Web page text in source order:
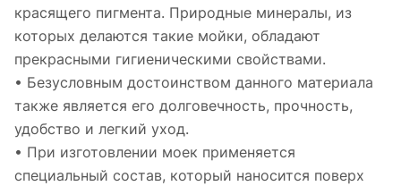
красящего пигмента. Природные минералы, из
которых делаются такие мойки, обладают
прекрасными гигиеническими свойствами.
• Безусловным достоинством данного материала
также является его долговечность, прочность,
удобство и легкий уход.
• При изготовлении моек применяется
специальный состав, который наносится поверх